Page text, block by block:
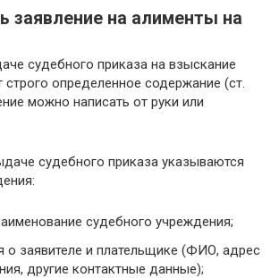
заявление на алименты на
судебного приказа на взыскание
строго определенное содержание (ст.
можно написать от руки или
судебного приказа указываются
судебного учреждения;
о заявителе и плательщике (ФИО, адрес
другие контактные данные);